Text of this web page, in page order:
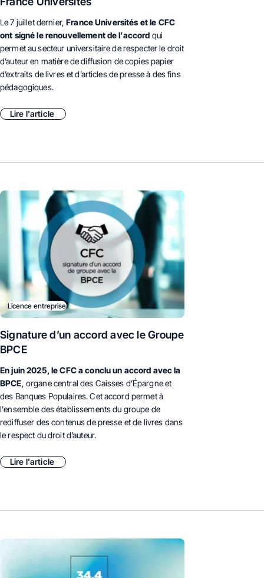
Le 7 juillet dernier,France Universités et le CFC
ont signé le renouvellement de l’accord qui
permet au secteur universitaire de respecter le droit
d’auteur en matière de diffusion de copies papier
d’extraits de livres et d’articles de presse à des fins
pédagogiques.
Lire l'article
Licence entreprise
Signature d’un accord avec le Groupe
BPCE
En juin 2025, le CFC a conclu un accord avec la
BPCE, organe central des Caisses d’Épargne et
des Banques Populaires. Cet accord permet à
l'ensemble des établissements du groupe de
rediffuser des contenus de presse et de livres dans
le respect du droit d’auteur.
Lire l'article